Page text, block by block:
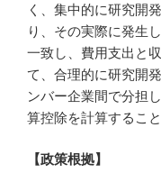
く、集中的に研究開
り、その実際に発生
一致し、費用支出と
て、合理的に研究開
ンバー企業間で分担
算控除を計算すること
【政策根拠】